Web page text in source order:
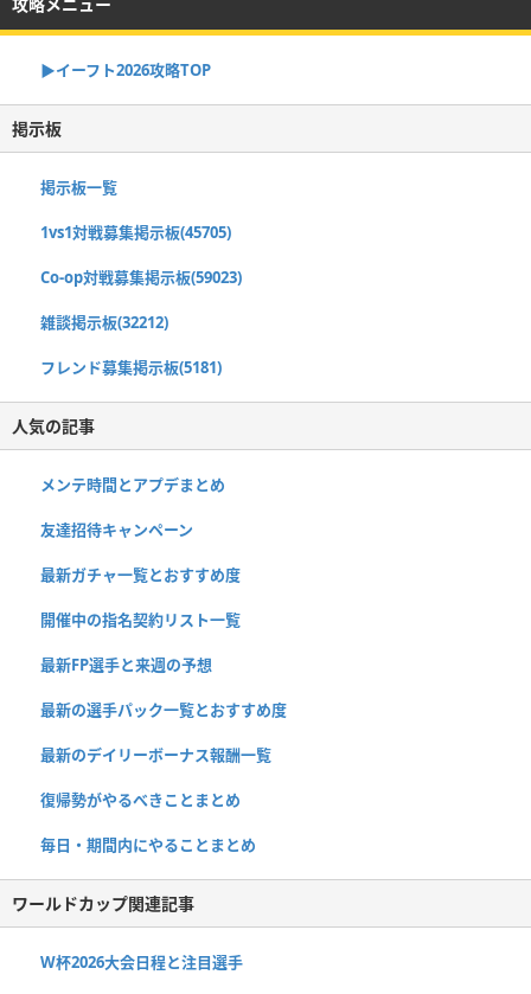
▶イーフト2026攻略TOP
掲示板
掲示板一覧
1vs1対戦募集掲示板(45705)
Co-op対戦募集掲示板(59023)
雑談掲示板(32212)
フレンド募集掲示板(5181)
人気の記事
メンテ時間とアプデまとめ
友達招待キャンペーン
最新ガチャ一覧とおすすめ度
開催中の指名契約リスト一覧
最新FP選手と来週の予想
最新の選手パック一覧とおすすめ度
最新のデイリーボーナス報酬一覧
復帰勢がやるべきことまとめ
毎日・期間内にやることまとめ
ワールドカップ関連記事
W杯2026大会日程と注目選手